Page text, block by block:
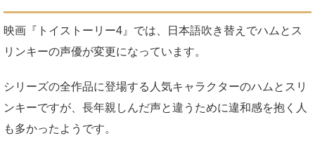
映画『トイストーリー4』では、日本語吹き替えでハムとス
リンキーの声優が変更になっています。
シリーズの全作品に登場する人気キャラクターのハムとスリ
ンキーですが、長年親しんだ声と違うために違和感を抱く人
も多かったようです。